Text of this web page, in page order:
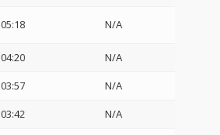
05:18 N/A
04:20
N/A
03:57
N/A
03:42
N/A